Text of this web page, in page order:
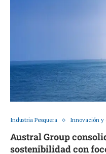
Industria Pesquera Innovación y
Austral Group
sostenibilidad con